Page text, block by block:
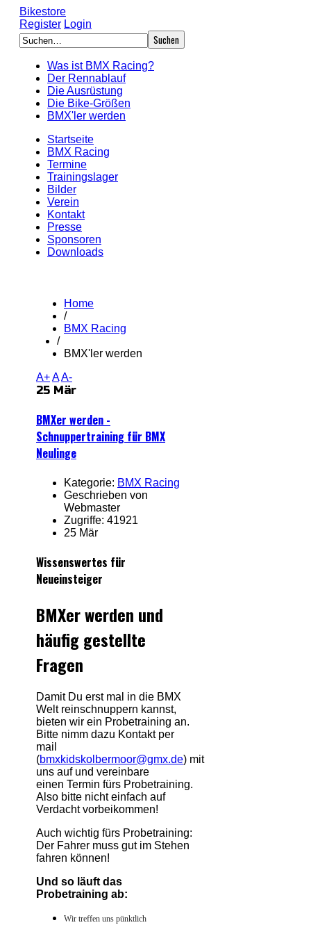
Bikestore
Register Login
Was ist BMX Racing?
Der Rennablauf
Die Ausrüstung
Die Bike-Größen
BMX'ler werden
Startseite
BMX Racing
Termine
Trainingslager
Bilder
Verein
Kontakt
Presse
Sponsoren
Downloads
Home
/
BMX Racing
/
BMX'ler werden
A+AA-
25 Mär
BMXer werden -
Schnuppertraining für BMX
Neulinge
Kategorie: BMX Racing
Geschrieben von
Webmaster
Zugriffe: 41921
25 Mär
Wissenswertes für
Neueinsteiger
BMXer werden und
häufig gestellte
Fragen
Damit Du erst mal in die BMX
Welt reinschnuppern kannst,
bieten wir ein Probetraining an.
Bitte nimm dazu Kontakt per
mail
(bmxkidskolbermoor@gmx.de) mit
uns auf und vereinbare
einen Termin fürs Probetraining.
Also bitte nicht einfach auf
Verdacht vorbeikommen!
Auch wichtig fürs Probetraining:
Der Fahrer muss gut im Stehen
fahren können!
Und so läuft das
Probetraining ab:
Wir treffen uns pünktlich